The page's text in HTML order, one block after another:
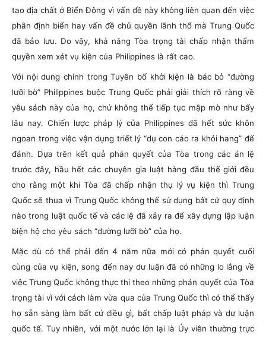
tạo địa chất ở Biển Đông vì vấn đề này không liên quan đến việc
phân định biển hay vấn đề chủ quyền lãnh thổ mà Trung Quốc
đã bảo lưu. Do vậy, khả năng Tòa trọng tài chấp nhận thẩm
quyền xem xét vụ kiện của Philippines là rất cao.
Với nội dung chính trong Tuyên bố khởi kiện là bác bỏ “đường
lưỡi bò” Philippines buộc Trung Quốc phải giải thích rõ ràng về
yêu sách này của họ, chứ không thể tiếp tục mập mờ như bấy
lâu nay. Chiến lược pháp lý của Philippines đã hết sức khôn
ngoan trong việc vận dụng triết lý “dụ con cáo ra khỏi hang” để
đánh. Dựa trên kết quả phán quyết của Tòa trong các án lệ
trước đây, hầu hết các chuyên gia luật hàng đầu thế giới đều
cho rằng một khi Tòa đã chấp nhận thụ lý vụ kiện thì Trung
Quốc sẽ thua vì Trung Quốc không thể sử dụng bất cứ quy định
nào trong luật quốc tế và các lệ đã xảy ra để xây dựng lập luận
biện hộ cho yêu sách “đường lưỡi bò” của họ.
Mặc dù có thể phải đến 4 năm nữa mới có phán quyết cuối
cùng của vụ kiện, song đến nay dư luận đã có những lo lắng về
việc Trung Quốc không thực thi theo những phán quyết của Tòa
trọng tài vì với cách làm vừa qua của Trung Quốc thì có thể thấy
họ sẵn sàng làm bất cứ điều gì, bất chấp luật pháp và dư luận
quốc tế. Tuy nhiên, với một nước lớn lại là Ủy viên thường trực